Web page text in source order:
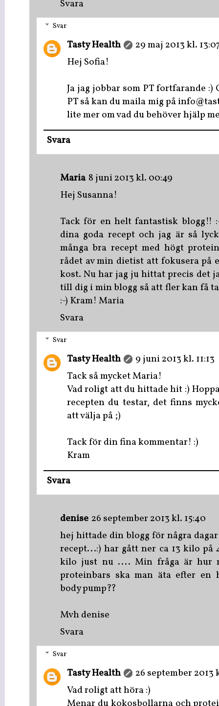
Svara
Svar
Tasty Health
29 maj 2013 kl.
Hej Sofia!
Ja jag jobbar som PT fortfarande :)
PT så kan du maila mig på
lite mer om vad du behöver hjälp
Svara
Maria 8 juni 2013 kl. 00:49
Hej Susanna!
Tack för en helt fantastisk blogg!!
dina goda recept och jag är så
många bra recept med högt
rådet av min dietist att fokusera
kost. Nu har jag ju hittat precis det
till dig i min blogg så att fler kan få
:-) Kram! Maria
Svara
Svar
Tasty Health
9 juni 2013 kl. 11:13
Tack så mycket Maria!
Vad roligt att du hittade hit :)
recepten du testar, det finns
att välja på ;)
Tack för din fina kommentar! :)
Kram
Svara
denise 26 september 2013 kl. 15:40
hej hittade din blogg för några
recept...:) har gått ner ca 13 kilo på
kilo just nu .... Min fråga är hur
proteinbars ska man äta efter en
body pump??
Mvh denise
Svara
Svar
Tasty Health
26 september 2013
Vad roligt att höra :)